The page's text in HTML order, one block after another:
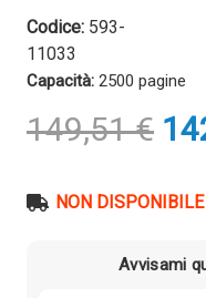
Codice: 593-
11033
Capacità: 2500 pagine
149,51€ Il
era:
NON DISPONIBILE
Avvisami